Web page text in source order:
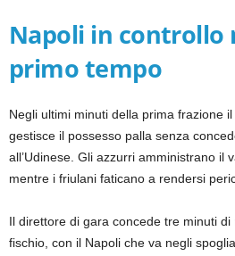
Napoli in controllo
primo tempo
Negli ultimi minuti della prima frazione
gestisce il possesso palla senza
all’Udinese. Gli azzurri amministrano il
mentre i friulani faticano a rendersi
Il direttore di gara concede tre minuti
fischio, con il Napoli che va negli